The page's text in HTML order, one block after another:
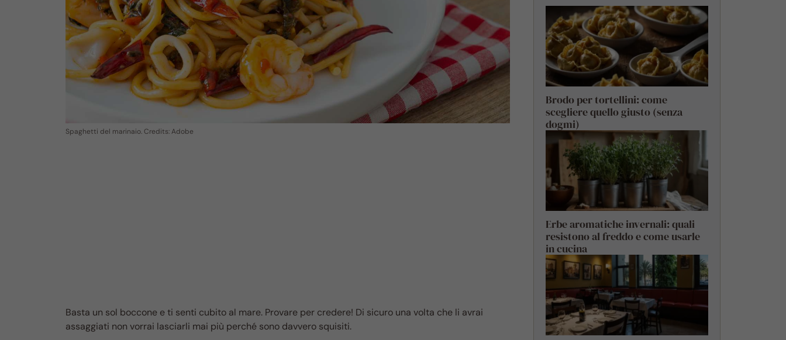
Spaghetti del marinaio. Credits: Adobe
Basta un sol boccone e ti senti cubito al mare. Provare per credere! Di sicuro una volta che li avrai
assaggiati non vorrai lasciarli mai più perché sono davvero squisiti.
Brodo per tortellini: come
scegliere quello giusto (senza
dogmi)
Erbe aromatiche invernali: quali
resistono al freddo e come usarle
in cucina